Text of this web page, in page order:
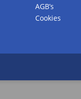
AGB’s
Cookies